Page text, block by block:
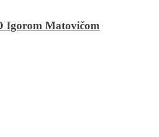
Igorom Matovičom